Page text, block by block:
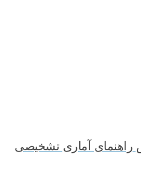
راهنمای آماری تشخیصی